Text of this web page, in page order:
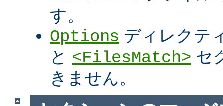
す。
Options ディレクテ
と <FilesMatch> セ
きません。